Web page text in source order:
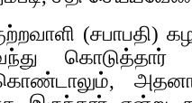
(சபாபதி)
கொடுத்தார்